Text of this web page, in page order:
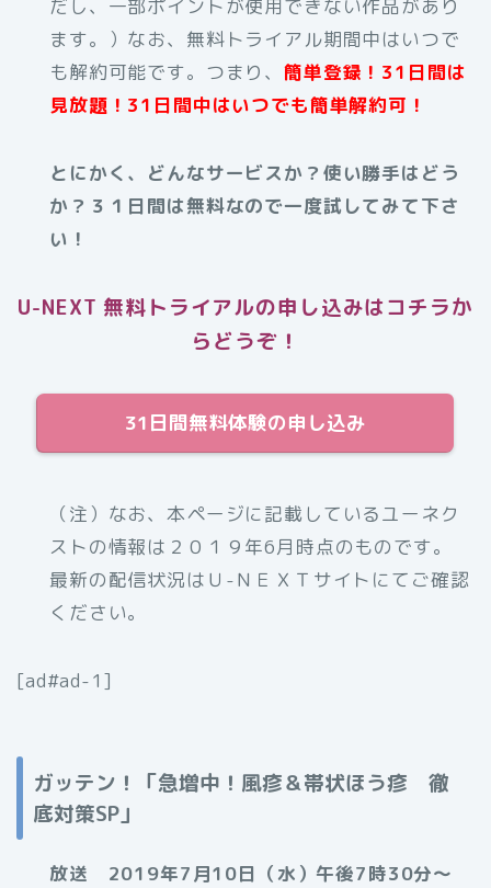
だし、一部ポイントが使用できない作品があり
ます。）なお、無料トライアル期間中はいつで
も解約可能です。つまり、簡単登録！31日間は
見放題！31日間中はいつでも簡単解約可！
とにかく、どんなサービスか？使い勝手はどう
か？３１日間は無料なので一度試してみて下さ
い！
U-NEXT 無料トライアルの申し込みはコチラか
らどうぞ！
31日間無料体験の申し込み
（注）なお、本ページに記載しているユーネク
ストの情報は２０１９年6月時点のものです。
最新の配信状況はＵ-ＮＥＸＴサイトにてご確認
ください。
[ad#ad-1]
ガッテン！「急増中！風疹＆帯状ほう疹 徹
底対策SP」
放送 2019年7月10日（水）午後7時30分～